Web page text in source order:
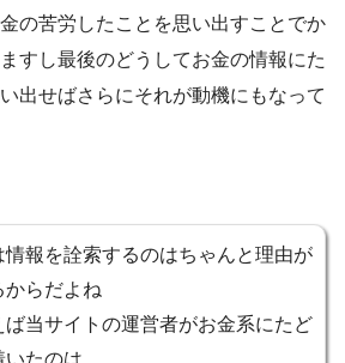
の苦労したことを思い出すことでか
すし最後のどうしてお金の情報にた
出せばさらにそれが動機にもなって
情報を詮索するのはちゃんと理由が
からだよね
ば当サイトの運営者がお金系にたど